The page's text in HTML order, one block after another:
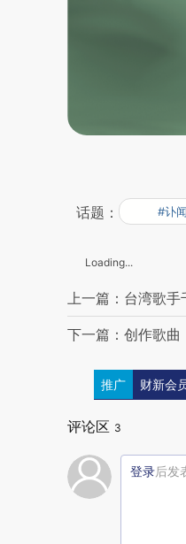
话题： #讣闻
Loading...
上一篇：台湾歌
下一篇：创作歌曲
推广 财新会
评论区 3
登录后发